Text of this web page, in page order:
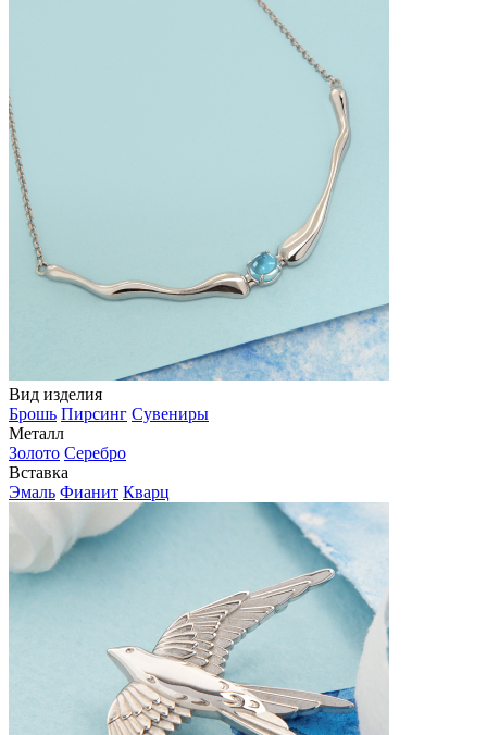
Вид изделия
Брошь Пирсинг Сувениры
Металл
Золото Серебро
Вставка
Эмаль Фианит Кварц